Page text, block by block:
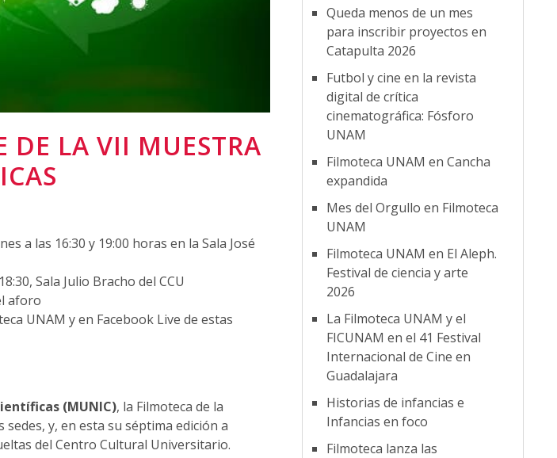
DE LA VII MUESTRA
a las 16:30 y 19:00 horas en la Sala José
Sala Julio Bracho del CCU
aforo
UNAM y en Facebook Live de estas
(MUNIC), la Filmoteca de la
y, en esta su séptima edición a
del Centro Cultural Universitario.
Queda menos de un mes
para inscribir proyectos en
Catapulta 2026
Futbol y cine en la revista
digital de crítica
cinematográfica: Fósforo
UNAM
Filmoteca UNAM en Cancha
expandida
Mes del Orgullo en Filmoteca
UNAM
Filmoteca UNAM en El Aleph.
Festival de ciencia y arte
2026
La Filmoteca UNAM y el
FICUNAM en el 41 Festival
Internacional de Cine en
Guadalajara
Historias de infancias e
Infancias en foco
Filmoteca lanza las